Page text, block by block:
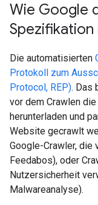
Wie Google
Die automatisierten
Protokoll zum
Protocol, REP). Das
vor dem Crawlen
herunterladen und
Website gecrawlt
Google-Crawler, die
Feedabos), oder
Nutzersicherheit
Malwareanalyse).